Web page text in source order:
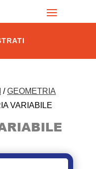
/GEOMETRIA
VARIABILE